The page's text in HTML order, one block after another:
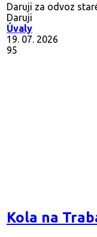
Daruji za odvoz
Daruji
Úvaly
19. 07. 2026
95
Kola na